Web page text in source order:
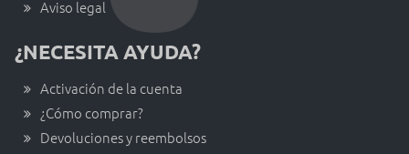
Aviso legal
¿NECESITA AYUDA?
Activación de la cuenta
¿Cómo comprar?
Devoluciones y reembolsos